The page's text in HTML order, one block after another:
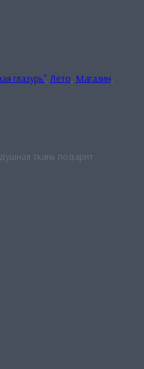
глазурь", Лето Магазин
ткань подарит